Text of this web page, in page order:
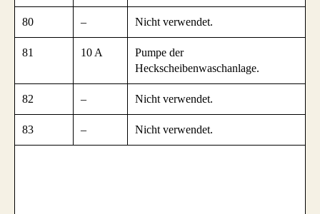
80 – Nicht verwendet.
81 10 A
Pumpe der
Heckscheibenwaschanlage.
82 – Nicht verwendet.
83 – Nicht verwendet.